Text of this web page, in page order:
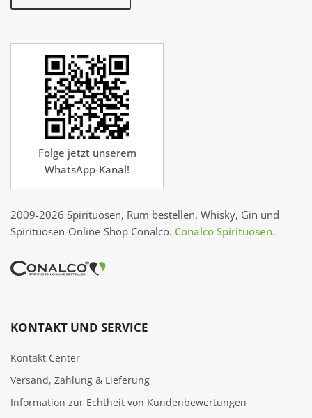
Folge jetzt unserem
WhatsApp-Kanal!
2009-2026 Spirituosen, Rum bestellen, Whisky, Gin und
Spirituosen-Online-Shop Conalco. Conalco Spirituosen.
KONTAKT UND SERVICE
Kontakt Center
Versand, Zahlung & Lieferung
Information zur Echtheit von Kundenbewertungen